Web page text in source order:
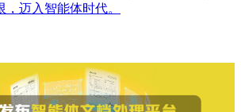
迈入智能体时代。